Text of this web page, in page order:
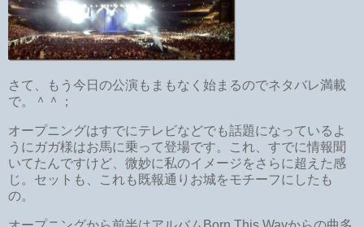
さて、もう今日の公演もまもなく始まるのでネタバレ満載
で。＾＾；
オープニングはすでにテレビなどでも話題になっているよ
うにガガ様はお馬に乗って登場です。これ、すでに情報聞
いてたんですけど、微妙に私のイメージをさらに超えた感
じ。セットも、これも既報通りお城をモチーフにしたも
の。